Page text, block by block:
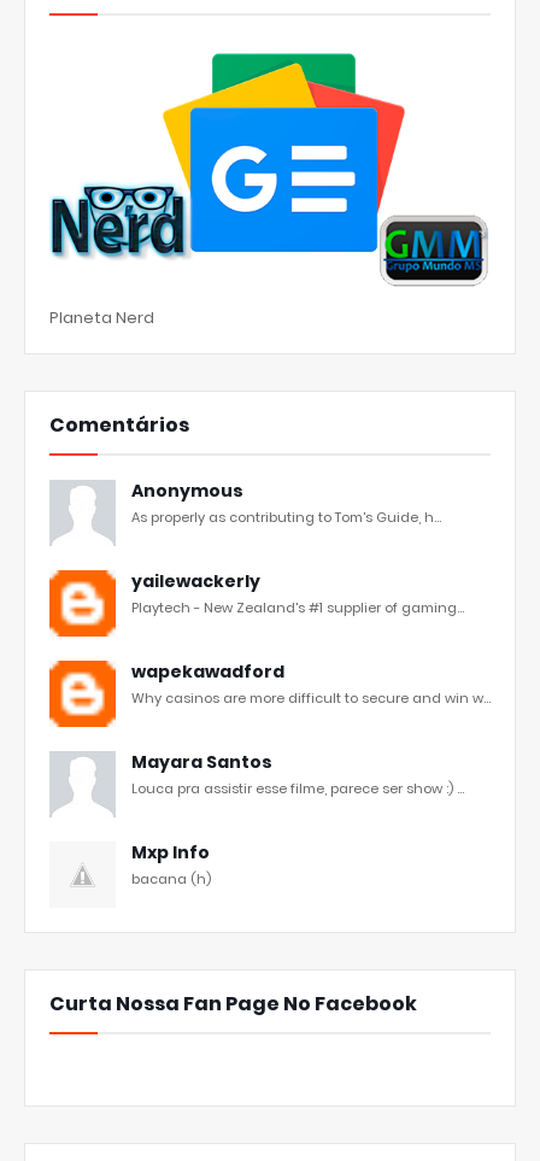
Planeta Nerd
Comentários
Anonymous
As properly as contributing to Tom's Guide, h...
yailewackerly
Playtech - New Zealand's #1 supplier of gaming...
wapekawadford
Why casinos are more difficult to secure and win w...
Mayara Santos
Louca pra assistir esse filme, parece ser show :) ...
Mxp Info
bacana (h)
Curta Nossa Fan Page No Facebook